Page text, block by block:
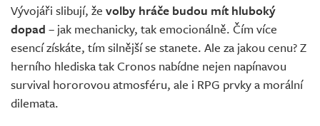
Vývojáři slibují, že volby hráče budou mít hluboký
dopad – jak mechanicky, tak emocionálně. Čím více
esencí získáte, tím silnější se stanete. Ale za jakou cenu? Z
herního hlediska tak Cronos nabídne nejen napínavou
survival hororovou atmosféru, ale i RPG prvky a morální
dilemata.